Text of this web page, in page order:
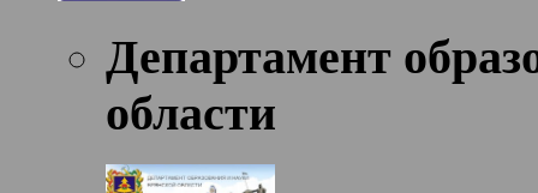
Департамент
области